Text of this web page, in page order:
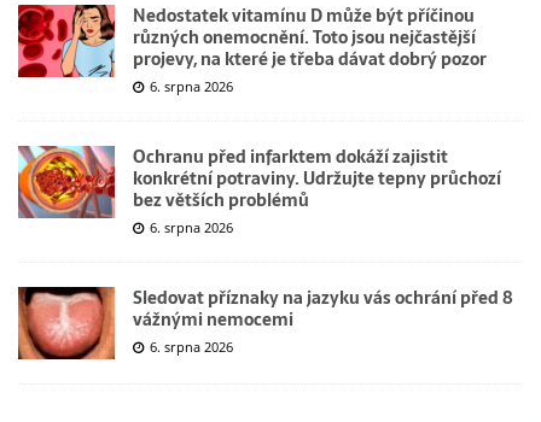
Nedostatek vitamínu D může být příčinou
různých onemocnění. Toto jsou nejčastější
projevy, na které je třeba dávat dobrý pozor
6. srpna 2026
Ochranu před infarktem dokáží zajistit
konkrétní potraviny. Udržujte tepny průchozí
bez větších problémů
6. srpna 2026
Sledovat příznaky na jazyku vás ochrání před 8
vážnými nemocemi
6. srpna 2026